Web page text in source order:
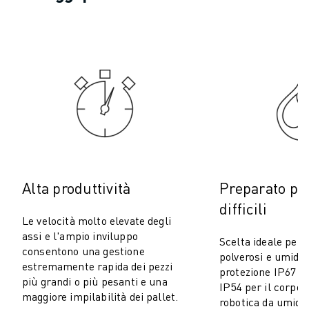
MANUTENZIONE PREVENTIVA DI ROBOCUT
SOSTENIBILITÀ DI ROBOCUT
REGISTRAZIONE DEI PRODOTTI " PORTALE FANUC
CASI DI SUCCESSO
SOLUZIONI
SETTORI
TUTTI I SETTORI
AEROSPAZIALE
AUTOMOTIVE
VEICOLI ELETTRICI
Alta produttività
Le velocità molto elevate degli
assi e l'ampio inviluppo
consentono una gestione
estremamente rapida dei pezzi
più grandi o più pesanti e una
maggiore impilabilità dei pallet.
Preparato
difficili
Scelta ideale per
polverosi e umidi,
protezione IP67
IP54 per il corpo
robotica da